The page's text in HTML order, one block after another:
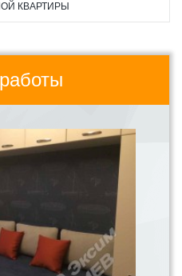
КВАРТИРЫ